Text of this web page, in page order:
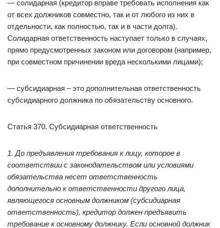
— солидарная (кредитор вправе требовать исполнения как
от всех должников совместно, так и от любого из них в
отдельности, как полностью, так и в части долга).
Солидарная ответственность наступает только в случаях,
прямо предусмотренных законом или договором (например,
при совместном причинении вреда несколькими лицами);
— субсидиарная – это дополнительная ответственность
субсидиарного должника по обязательству основного.
Статья 370. Субсидиарная ответственность
1. До предъявления требования к лицу, которое в
соответствии с законодательством или условиями
обязательства несет ответственность
дополнительно к ответственности другого лица,
являющегося основным должником (субсидиарная
ответственность), кредитор должен предъявить
требование к основному должнику. Если основной должник